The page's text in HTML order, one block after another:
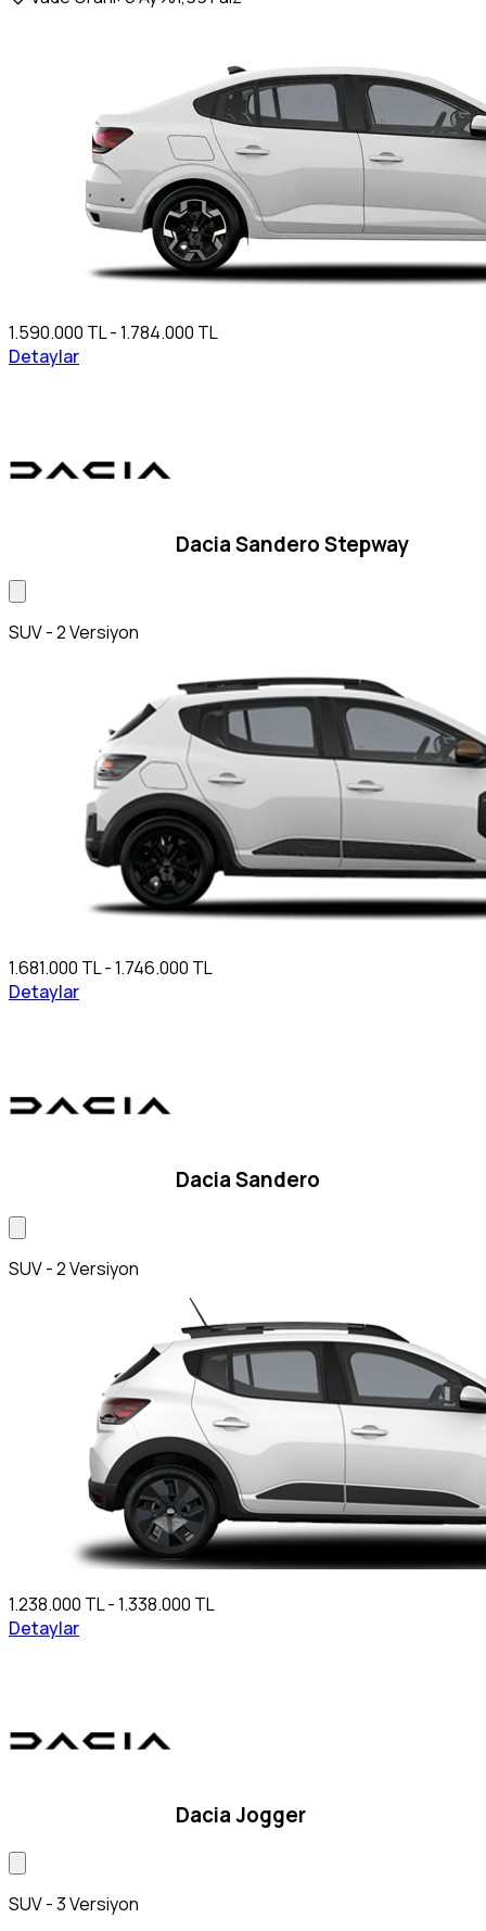
1.590.000 TL - 1.784.000 TL
Detaylar
Dacia Sandero Stepway
SUV - 2 Versiyon
1.681.000 TL - 1.746.000 TL
Detaylar
Dacia Sandero
SUV - 2 Versiyon
1.238.000 TL - 1.338.000 TL
Detaylar
Dacia Jogger
SUV - 3 Versiyon